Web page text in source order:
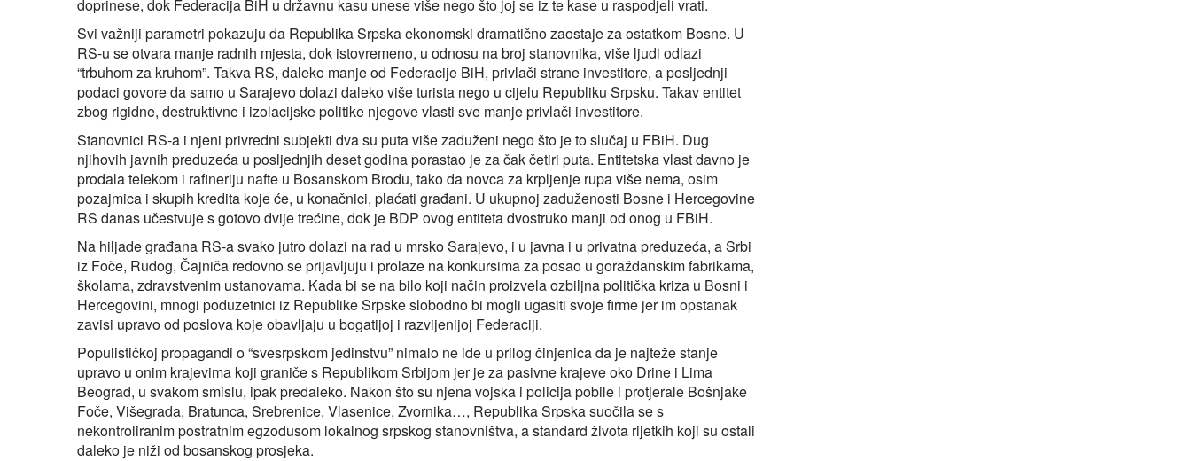
doprinese, dok Federacija BiH u državnu kasu unese više nego što joj se iz te kase u raspodjeli vrati.
Svi važniji parametri pokazuju da Republika Srpska ekonomski dramatično zaostaje za ostatkom Bosne. U
RS-u se otvara manje radnih mjesta, dok istovremeno, u odnosu na broj stanovnika, više ljudi odlazi
“trbuhom za kruhom”. Takva RS, daleko manje od Federacije BiH, privlači strane investitore, a posljednji
podaci govore da samo u Sarajevo dolazi daleko više turista nego u cijelu Republiku Srpsku. Takav entitet
zbog rigidne, destruktivne i izolacijske politike njegove vlasti sve manje privlači investitore.
Stanovnici RS-a i njeni privredni subjekti dva su puta više zaduženi nego što je to slučaj u FBiH. Dug
njihovih javnih preduzeća u posljednjih deset godina porastao je za čak četiri puta. Entitetska vlast davno je
prodala telekom i rafineriju nafte u Bosanskom Brodu, tako da novca za krpljenje rupa više nema, osim
pozajmica i skupih kredita koje će, u konačnici, plaćati građani. U ukupnoj zaduženosti Bosne i Hercegovine
RS danas učestvuje s gotovo dvije trećine, dok je BDP ovog entiteta dvostruko manji od onog u FBiH.
Na hiljade građana RS-a svako jutro dolazi na rad u mrsko Sarajevo, i u javna i u privatna preduzeća, a Srbi
iz Foče, Rudog, Čajniča redovno se prijavljuju i prolaze na konkursima za posao u goraždanskim fabrikama,
školama, zdravstvenim ustanovama. Kada bi se na bilo koji način proizvela ozbiljna politička kriza u Bosni i
Hercegovini, mnogi poduzetnici iz Republike Srpske slobodno bi mogli ugasiti svoje firme jer im opstanak
zavisi upravo od poslova koje obavljaju u bogatijoj i razvijenijoj Federaciji.
Populističkoj propagandi o “svesrpskom jedinstvu” nimalo ne ide u prilog činjenica da je najteže stanje
upravo u onim krajevima koji graniče s Republikom Srbijom jer je za pasivne krajeve oko Drine i Lima
Beograd, u svakom smislu, ipak predaleko. Nakon što su njena vojska i policija pobile i protjerale Bošnjake
Foče, Višegrada, Bratunca, Srebrenice, Vlasenice, Zvornika…, Republika Srpska suočila se s
nekontroliranim postratnim egzodusom lokalnog srpskog stanovništva, a standard života rijetkih koji su ostali
daleko je niži od bosanskog prosjeka.